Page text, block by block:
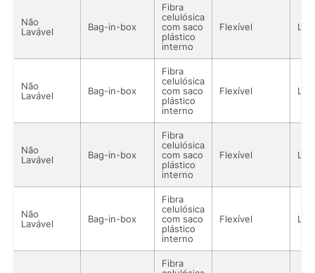
Não
Lavável
Bag-in-box
Fibra
celulósica
com saco
plástico
interno
Flexível
Não
Lavável
Bag-in-box
Fibra
celulósica
com saco
plástico
interno
Flexível
Não
Lavável
Bag-in-box
Fibra
celulósica
com saco
plástico
interno
Flexível
Não
Lavável
Bag-in-box
Fibra
celulósica
com saco
plástico
interno
Flexível
Fibra